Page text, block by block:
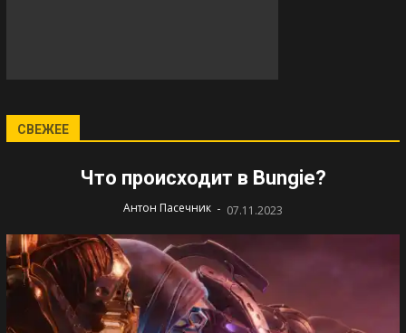
СВЕЖЕЕ
Что происходит в Bungie?
Антон Пасечник - 07.11.2023